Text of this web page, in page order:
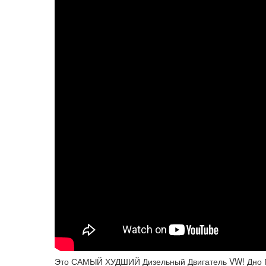
Это САМЫЙ ХУДШИЙ Дизельный Двигатель VW! Дно